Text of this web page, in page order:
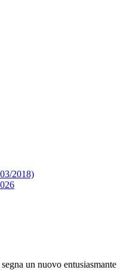
2018)
un nuovo entusiasmante